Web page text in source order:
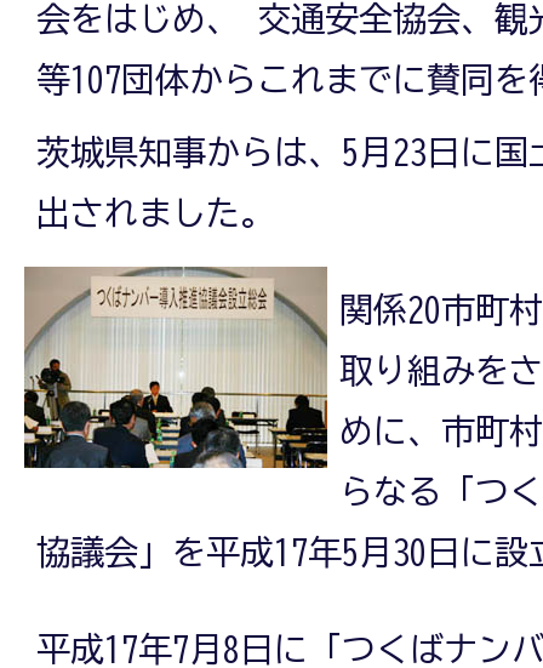
会をはじめ、 交通安全協会、観
等107団体からこれまでに賛同を
茨城県知事からは、5月23日に
出されました。
関係20市町
取り組みを
めに、市町
らなる「つ
協議会」を平成17年5月30日に設
平成17年7月8日に「つくばナン